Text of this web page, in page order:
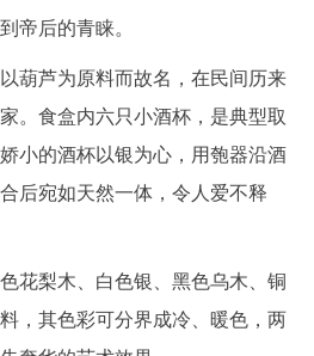
帝后的青睐。
芦为原料而故名，在民间历来
。食盒内六只小酒杯，是典型取
小的酒杯以银为心，用匏器沿酒
后宛如天然一体，令人爱不释
梨木、白色银、黑色乌木、铜
，其色彩可分界成冷、暖色，两